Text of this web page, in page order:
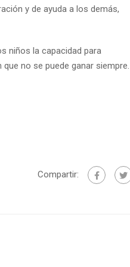
y de ayuda a los demás,
niños la capacidad para
no se puede ganar siempre.
Compartir: